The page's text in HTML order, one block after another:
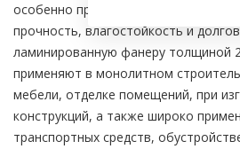
особенно привлекательным для
прочность, влагостойкость и
ламинированную фанеру толщиной
применяют в монолитном
мебели, отделке помещений, при
конструкций, а также широко
транспортных средств,